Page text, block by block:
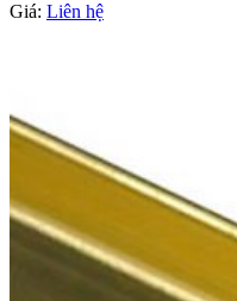
Giá: Liên hệ